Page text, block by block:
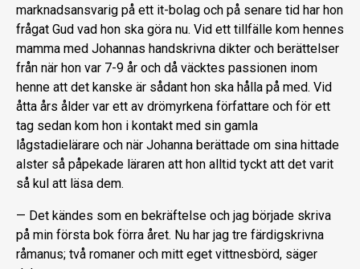
marknadsansvarig på ett it-bolag och på senare tid har hon
frågat Gud vad hon ska göra nu. Vid ett tillfälle kom hennes
mamma med Johannas handskrivna dikter och berättelser
från när hon var 7-9 år och då väcktes passionen inom
henne att det kanske är sådant hon ska hålla på med. Vid
åtta års ålder var ett av drömyrkena författare och för ett
tag sedan kom hon i kontakt med sin gamla
lågstadielärare och när Johanna berättade om sina hittade
alster så påpekade läraren att hon alltid tyckt att det varit
så kul att läsa dem.
— Det kändes som en bekräftelse och jag började skriva
på min första bok förra året. Nu har jag tre färdigskrivna
råmanus; två romaner och mitt eget vittnesbörd, säger